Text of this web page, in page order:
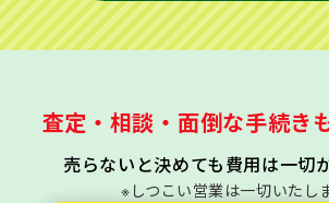
査定・相談・面倒な手続き
売らないと決めても費用は一切
※しつこい営業は一切いたし